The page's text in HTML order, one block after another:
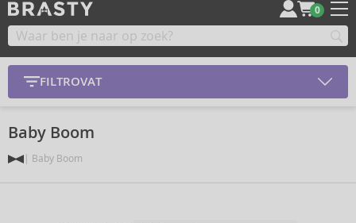
0
FILTROVAT
Baby Boom
Baby Boom